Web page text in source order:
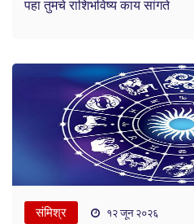
पहा तुमचे राशिभविष्य काय सांगते
संमिश्र १२ जून २०२६